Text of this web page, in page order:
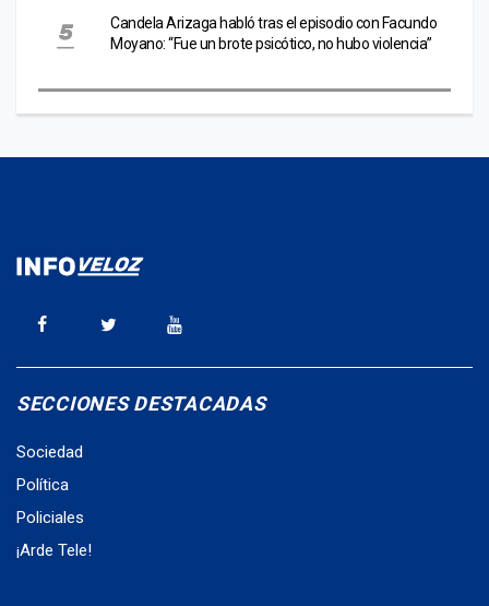
Candela Arizaga habló tras el episodio con Facundo
Moyano: “Fue un brote psicótico, no hubo violencia”
SECCIONES DESTACADAS
Sociedad
Política
Policiales
¡Arde Tele!